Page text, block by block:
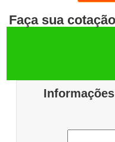
Faça sua cotação